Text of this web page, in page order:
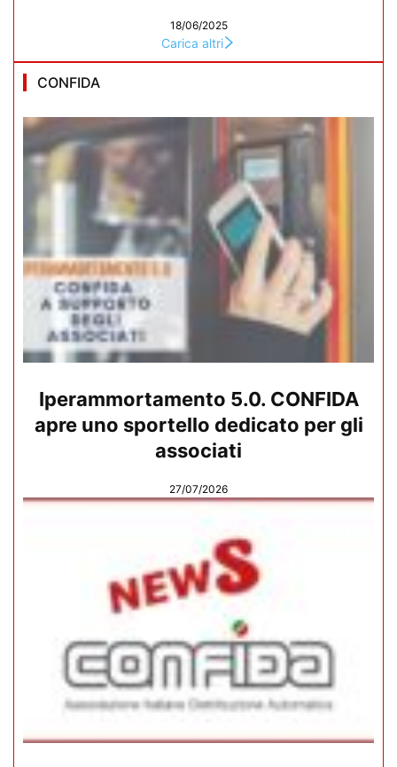
18/06/2025
Carica altri
CONFIDA
Iperammortamento 5.0. CONFIDA
apre uno sportello dedicato per gli
associati
27/07/2026